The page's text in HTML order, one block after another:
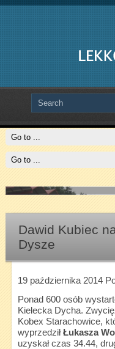
Slide # 2
Czytaj więcej
Dawid Kubiec
Dysze
19 października 2014
Ponad 600 osób
Kielecka Dycha.
Kobex Starachowice,
wyprzedziłŁukasza
uzyskał czas 34.44,